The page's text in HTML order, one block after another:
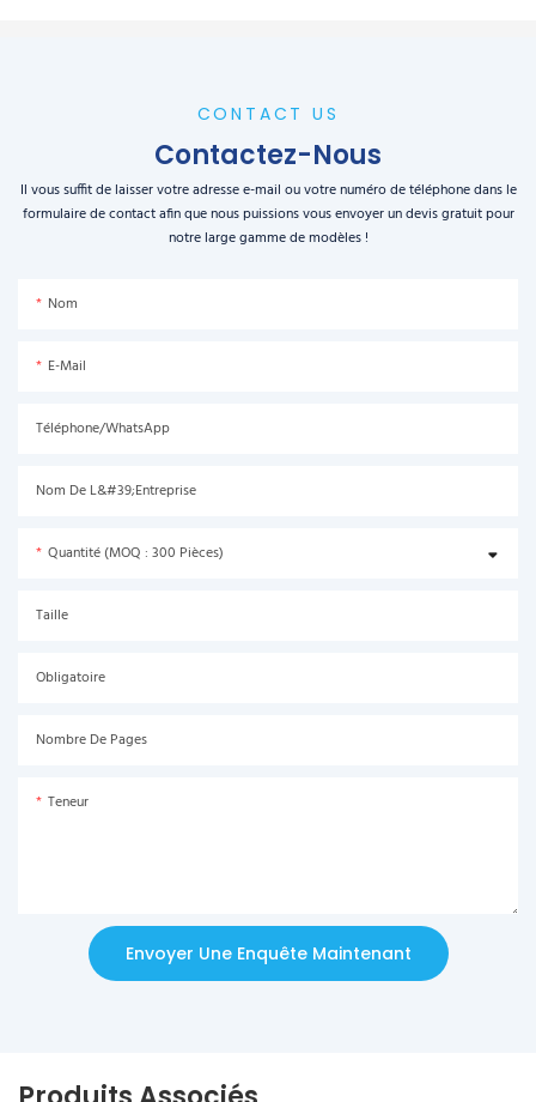
CONTACT US
Contactez-Nous
Il vous suffit de laisser votre adresse e-mail ou votre numéro de téléphone dans le
formulaire de contact afin que nous puissions vous envoyer un devis gratuit pour
notre large gamme de modèles !
Nom
E-Mail
Téléphone/WhatsApp
Nom De L&#39;entreprise
Quantité (MOQ : 300 Pièces)
Taille
Obligatoire
Nombre De Pages
Teneur
Envoyer Une Enquête Maintenant